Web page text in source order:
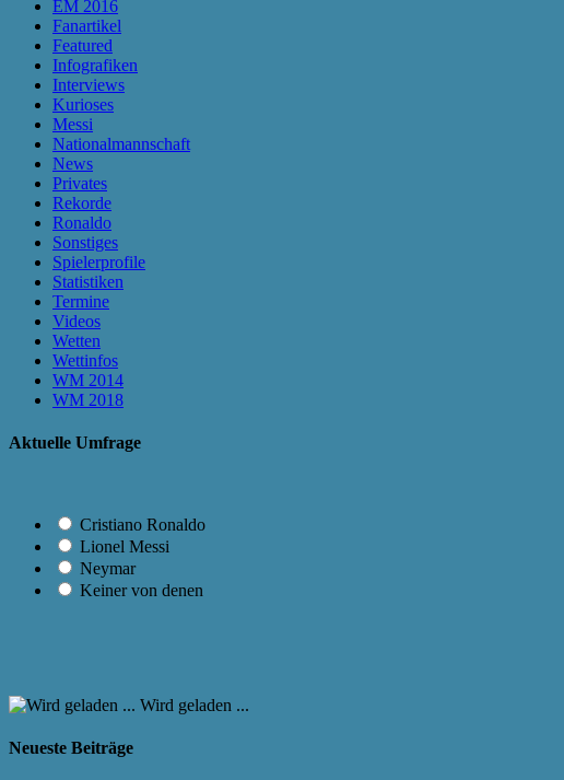
EM 2016
Fanartikel
Featured
Infografiken
Interviews
Kurioses
Messi
Nationalmannschaft
News
Privates
Rekorde
Ronaldo
Sonstiges
Spielerprofile
Statistiken
Termine
Videos
Wetten
Wettinfos
WM 2014
WM 2018
Aktuelle Umfrage
Cristiano Ronaldo
Lionel Messi
Neymar
Keiner von denen
Wird geladen ...
Neueste Beiträge